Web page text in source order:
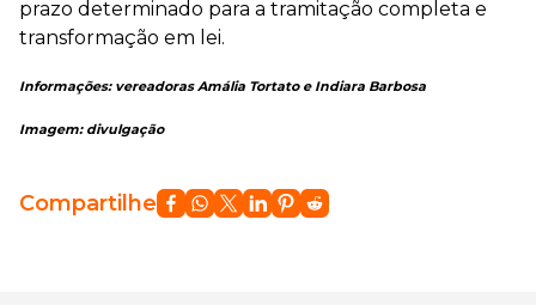
prazo determinado para a tramitação completa e
transformação em lei.
Informações: vereadoras Amália Tortato e Indiara Barbosa
Imagem: divulgação
Compartilhe